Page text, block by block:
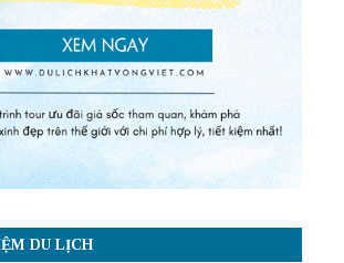
DU LỊCH